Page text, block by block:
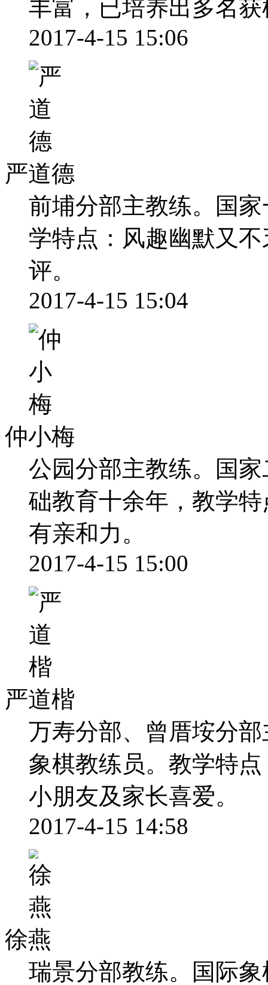
丰富，已培养出多名
2017-4-15 15:06
严道德
前埔分部主教练。国
学特点：风趣幽默又
评。
2017-4-15 15:04
仲小梅
公园分部主教练。国
础教育十余年，教学
有亲和力。
2017-4-15 15:00
严道楷
万寿分部、曾厝垵分
象棋教练员。教学特
小朋友及家长喜爱。
2017-4-15 14:58
徐燕
瑞景分部教练。国际